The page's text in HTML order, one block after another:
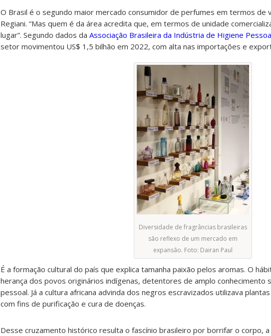
O Brasil é o segundo maior mercado consumidor de perfumes em termos de
Regiani. “Mas quem é da área acredita que, em termos de unidade
lugar”. Segundo dados da Associação Brasileira da Indústria de Higiene
setor movimentou US$ 1,5 bilhão em 2022, com alta nas importações e
Diversidade de fragrâncias brasileiras
são reflexo de um mercado em
expansão. Foto: Dairan Paul
É a formação cultural do país que explica tamanha paixão pelos aromas. O
herança dos povos originários indígenas, detentores de amplo conhecimento
pessoal. Já a cultura africana advinda dos negros escravizados utilizava
com fins de purificação e cura de doenças.
Desse cruzamento histórico resulta o fascínio brasileiro por borrifar o corpo, a